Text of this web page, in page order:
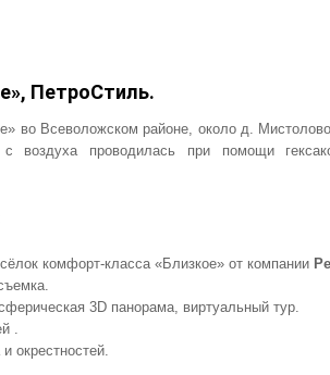
ПетроСтиль.
во Всеволожском районе, около д.
воздуха проводилась при помощи
комфорт-класса «Близкое» от компании
3D панорама, виртуальный тур.
.
окрестностей.